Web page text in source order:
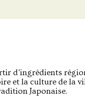
d'ingrédients
et la culture de la
Japonaise.